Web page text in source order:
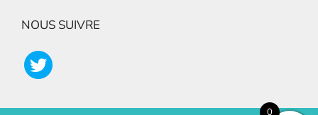
NOUS SUIVRE
0